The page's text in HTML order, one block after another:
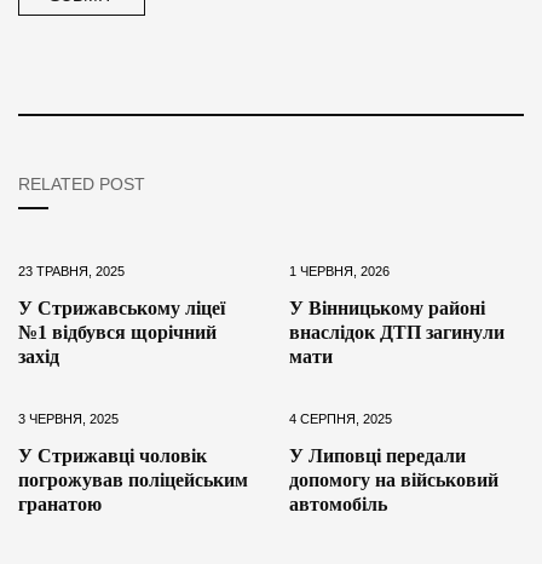
RELATED POST
23 ТРАВНЯ, 2025
У Стрижавському ліцеї
№1 відбувся щорічний
захід
1 ЧЕРВНЯ, 2026
У Вінницькому районі
внаслідок ДТП загинули
мати
3 ЧЕРВНЯ, 2025
У Стрижавці чоловік
погрожував поліцейським
гранатою
4 СЕРПНЯ, 2025
У Липовці передали
допомогу на військовий
автомобіль